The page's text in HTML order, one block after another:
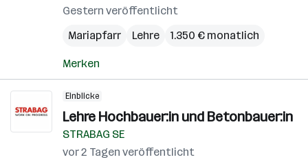
Gestern veröffentlicht
Mariapfarr
Lehre 1.350 € monatlich
Merken
Einblicke
Lehre Hochbauer:in und Betonbauer:in
STRABAG SE
vor 2 Tagen veröffentlicht